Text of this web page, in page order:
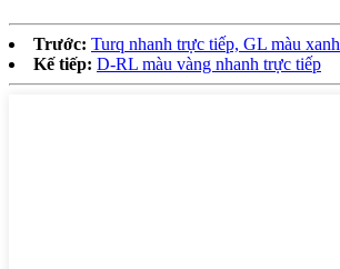
Trước: Turq nhanh trực tiếp, GL màu xanh
Kế tiếp: D-RL màu vàng nhanh trực tiếp